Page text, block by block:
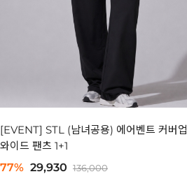
[EVENT] STL (남녀공용) 에어벤트 커버업
와이드 팬츠 1+1
77% 29,930 136,000